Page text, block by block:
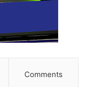
Comments